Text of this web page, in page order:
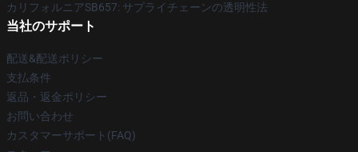
カリフォルニアSB657: サプライチェーンの透明性法
当社のサポート
配送&配送ポリシー
支払条件
返品・返金ポリシー
お問い合わせ
カスタマーサポート(FAQ)